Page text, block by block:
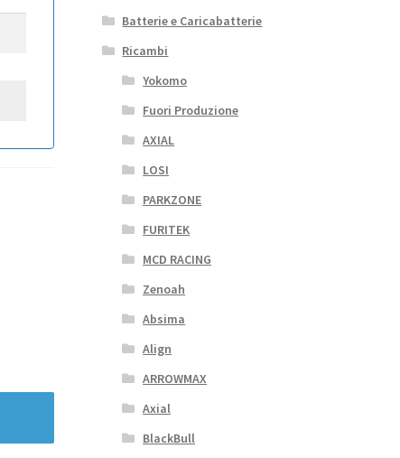
Batterie e Caricabatterie
Ricambi
Yokomo
Fuori Produzione
AXIAL
LOSI
PARKZONE
FURITEK
MCD RACING
Zenoah
Absima
Align
ARROWMAX
Axial
BlackBull